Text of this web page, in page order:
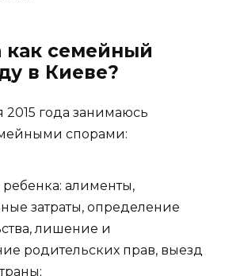
как семейный
в Киеве?
2015 года занимаюсь
спорами:
алименты,
затраты, определение
лишение и
родительских прав, выезд